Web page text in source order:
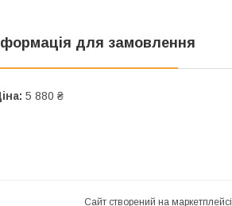
для замовлення
5 880 ₴
Сайт створений на маркетплейсі